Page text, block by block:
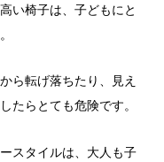
い椅子は、子どもにと
ら転げ落ちたり、見え
たらとても危険です。
スタイルは、大人も子